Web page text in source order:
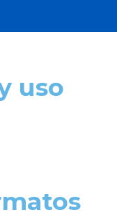
uso